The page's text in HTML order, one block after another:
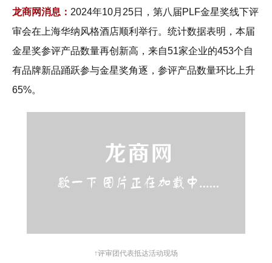
龙商网消息： 2024年10月25日，第八届PLF金星奖线下评
审会在上海华纳风格酒店顺利举行。统计数据表明，本届
金星奖参评产品数量再创新高，来自51家企业的453个自
有品牌新品踊跃参与金星奖角逐，参评产品数量环比上升
65%。
↑评审团代表抵达活动现场